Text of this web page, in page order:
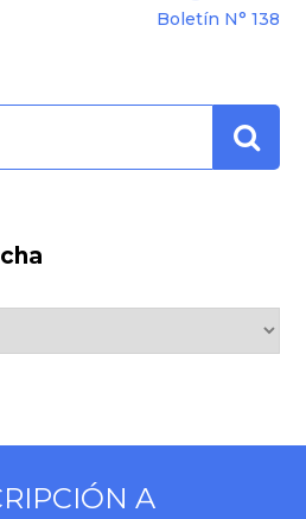
Siguiente:
Boletín N° 138
A